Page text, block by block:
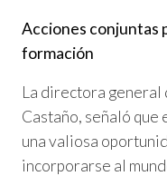
Acciones conjuntas
formación
La directora general
Castaño, señaló
una valiosa
incorporarse al